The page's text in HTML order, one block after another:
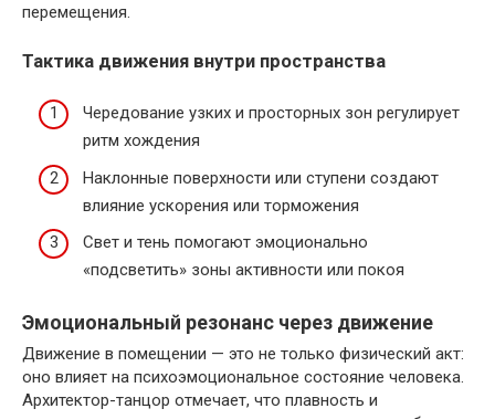
перемещения.
Тактика движения внутри пространства
Чередование узких и просторных зон регулирует
ритм хождения
Наклонные поверхности или ступени создают
влияние ускорения или торможения
Свет и тень помогают эмоционально
«подсветить» зоны активности или покоя
Эмоциональный резонанс через движение
Движение в помещении — это не только физический акт:
оно влияет на психоэмоциональное состояние человека.
Архитектор-танцор отмечает, что плавность и